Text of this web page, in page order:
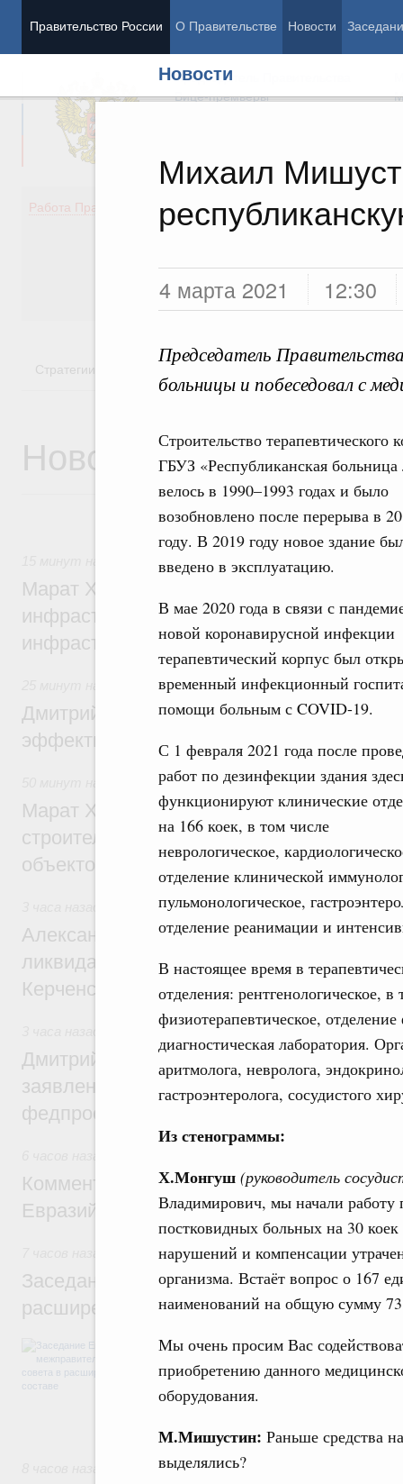
Правительство России О Правительстве Новости
Новости
Михаил
4 марта 2021 12:30
Председатель
больницы и побеседовал с
Строительство терапевтического
ГБУЗ «Республиканская
велось в 1990–1993 годах и было
возобновлено после перерыва в
году. В 2019 году новое здание
введено в эксплуатацию.
В мае 2020 года в связи с
новой коронавирусной инфекции
терапевтический корпус был
временный инфекционный
помощи больным с COVID-19.
С 1 февраля 2021 года после
работ по дезинфекции здания
функционируют клинические
на 166 коек, в том числе
неврологическое,
отделение клинической
пульмонологическое,
отделение реанимации и
В настоящее время в
отделения: рентгенологическое,
физиотерапевтическое,
диагностическая лаборатория.
аритмолога, невролога,
гастроэнтеролога, сосудистого
Из стенограммы:
Х.Монгуш (руководитель
Владимирович, мы начали работу
постковидных больных на 30
нарушений и компенсации
организма. Встаёт вопрос о 167
наименований на общую сумму
Мы очень просим Вас
приобретению данного
оборудования.
М.Мишустин: Раньше средства
выделялись?
Председатель Правительства
Вице-премьеры
Работа Правительства
Демография
Здоровье
Общество
Государство
Стратегии Государственные программы
Новости
Марат Хуснуллин: 15 объектов
инфраструктуры построили и обновили
инфраструктурным кредитам
Развитие сельских территорий
Дмитрий Патрушев: Синхронизация
эффективность поддержки сельских
Экономика городов. Городская среда
Марат Хуснуллин: «Единый заказчик»
строительство и реконструкцию более
объектов
Чрезвычайные ситуации и ликвидация их
Александр Козлов провёл заседание
ликвидации последствий чрезвычайной
Керченском проливе
Среднее профессиональное образование
Дмитрий Чернышенко: Установлен
заявлений от абитуриентов колледжей и
федпроекта «Профессионалитет»
Комментарий Алексея Оверчука по
Евразийского межправительственного
Евразийский экономический союз.
Заседание Евразийского
расширенном составе
В повестке заседания актуальные задачи
регулирования и администрирования,
обеспечение продовольственной
железнодорожных перевозок,
Евразийский экономический союз.